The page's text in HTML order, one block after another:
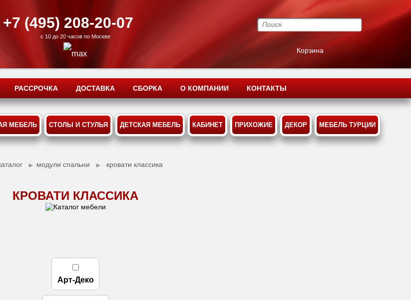
Корзина
+7 (495) 208-20-07
с 10 до 20 часов по Москве
РАССРОЧКА ДОСТАВКА СБОРКА О КОМПАНИИ КОНТАКТЫ
МЕБЕЛЬ СТОЛЫ И СТУЛЬЯ ДЕТСКАЯ МЕБЕЛЬ КАБИНЕТ ПРИХОЖИЕ ДЕКОР МЕБЕЛЬ ТУРЦИИ
► модули спальни ► кровати классика
КРОВАТИ КЛАССИКА
Арт-Деко